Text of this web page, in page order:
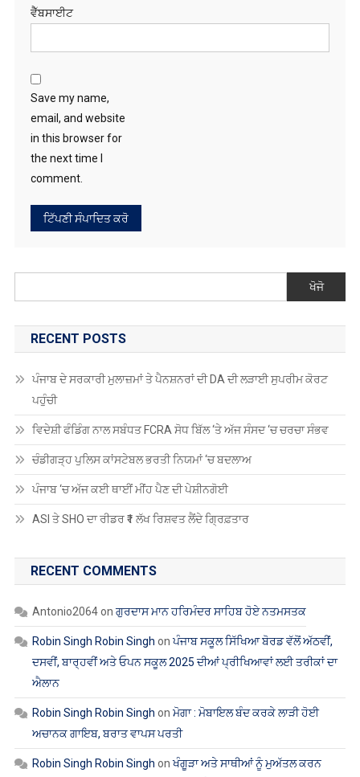
ਵੈੱਬਸਾਈਟ
Save my name,
email, and website
in this browser for
the next time I
comment.
ਖੋਜੋ
RECENT POSTS
ਪੰਜਾਬ ਦੇ ਸਰਕਾਰੀ ਮੁਲਾਜ਼ਮਾਂ ਤੇ ਪੈਨਸ਼ਨਰਾਂ ਦੀ DA ਦੀ ਲੜਾਈ ਸੁਪਰੀਮ ਕੋਰਟ
ਪਹੁੰਚੀ
ਵਿਦੇਸ਼ੀ ਫੰਡਿੰਗ ਨਾਲ ਸਬੰਧਤ FCRA ਸੋਧ ਬਿੱਲ ‘ਤੇ ਅੱਜ ਸੰਸਦ ‘ਚ ਚਰਚਾ ਸੰਭਵ
ਚੰਡੀਗੜ੍ਹ ਪੁਲਿਸ ਕਾਂਸਟੇਬਲ ਭਰਤੀ ਨਿਯਮਾਂ ‘ਚ ਬਦਲਾਅ
ਪੰਜਾਬ ‘ਚ ਅੱਜ ਕਈ ਥਾਈਂ ਮੀਂਹ ਪੈਣ ਦੀ ਪੇਸ਼ੀਨਗੋਈ
ASI ਤੇ SHO ਦਾ ਰੀਡਰ ₹1 ਲੱਖ ਰਿਸ਼ਵਤ ਲੈਂਦੇ ਗ੍ਰਿਫ਼ਤਾਰ
RECENT COMMENTS
Antonio2064on ਗੁਰਦਾਸ ਮਾਨ ਹਰਿਮੰਦਰ ਸਾਹਿਬ ਹੋਏ ਨਤਮਸਤਕ
Robin Singh Robin Singh onਪੰਜਾਬ ਸਕੂਲ ਸਿੱਖਿਆ ਬੋਰਡ ਵੱਲੋਂ ਅੱਠਵੀਂ,
ਦਸਵੀਂ, ਬਾਰ੍ਹਵੀਂ ਅਤੇ ਓਪਨ ਸਕੂਲ 2025 ਦੀਆਂ ਪ੍ਰੀਖਿਆਵਾਂ ਲਈ ਤਰੀਕਾਂ ਦਾ
ਐਲਾਨ
Robin Singh Robin Singh on ਮੋਗਾ : ਮੋਬਾਇਲ ਬੰਦ ਕਰਕੇ ਲਾੜੀ ਹੋਈ
ਅਚਾਨਕ ਗਾਇਬ, ਬਰਾਤ ਵਾਪਸ ਪਰਤੀ
Robin Singh Robin Singh onਖੰਗੂੜਾ ਅਤੇ ਸਾਥੀਆਂ ਨੂੰ ਮੁਅੱਤਲ ਕਰਨ